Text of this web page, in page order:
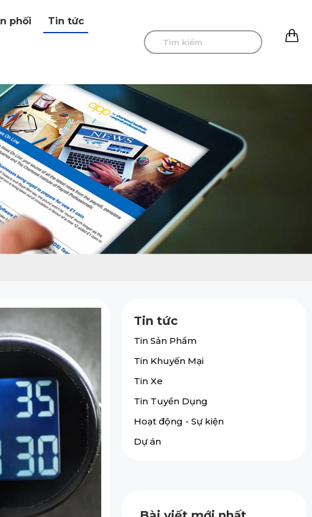
phối Tin tức
Tin tức
Tin Sản Phẩm
Tin Khuyến Mại
Tin Xe
Tin Tuyển Dụng
Hoạt động - Sự kiện
Dự án